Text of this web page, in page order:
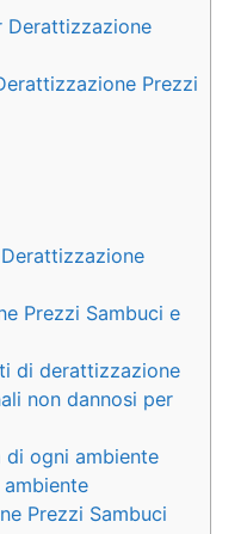
Derattizzazione
Prezzi
Prezzi Sambuci e
di derattizzazione
non dannosi per
di ogni ambiente
Prezzi Sambuci